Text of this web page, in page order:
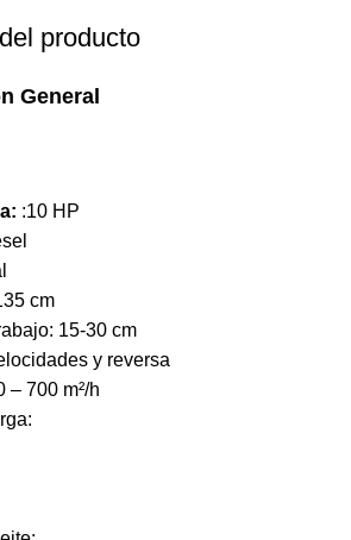
producto
General
:10 HP
cm
15-30 cm
y reversa
– 700 m²/h